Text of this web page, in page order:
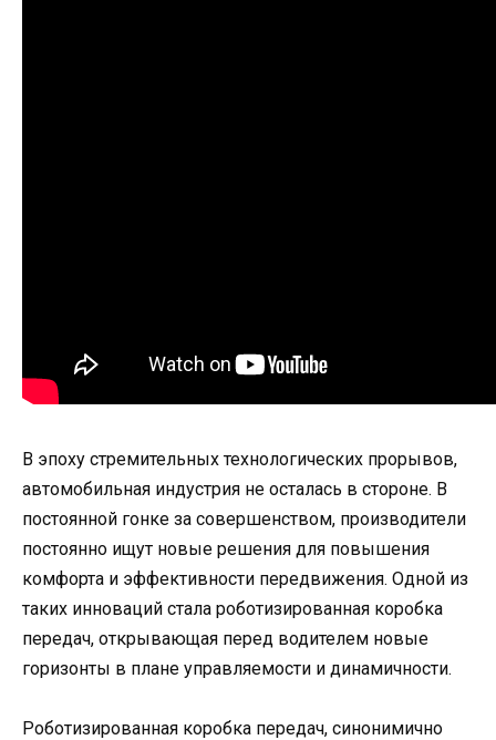
В эпоху стремительных технологических прорывов,
автомобильная индустрия не осталась в стороне. В
постоянной гонке за совершенством, производители
постоянно ищут новые решения для повышения
комфорта и эффективности передвижения. Одной из
таких инноваций стала роботизированная коробка
передач, открывающая перед водителем новые
горизонты в плане управляемости и динамичности.
Роботизированная коробка передач, синонимично